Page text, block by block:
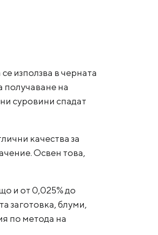
използва в черната
получаване на
суровини спадат
качества за
Освен това,
и от 0,025% до
заготовка, блуми,
по метода на